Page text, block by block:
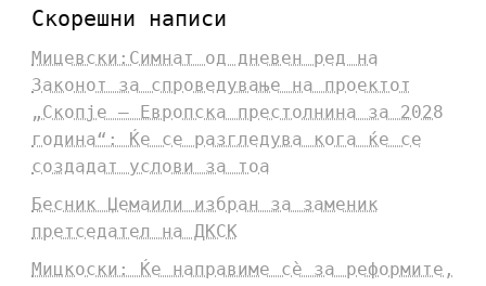
Скорешни написи
Мицевски:Симнат од дневен ред на
Законот за спроведување на проектот
„Скопје – Европска престолнина за 2028
година“: Ќе се разгледува кога ќе се
создадат услови за тоа
Бесник Џемаили избран за заменик
претседател на ДКСК
Мицкоски: Ќе направиме сè за реформите,